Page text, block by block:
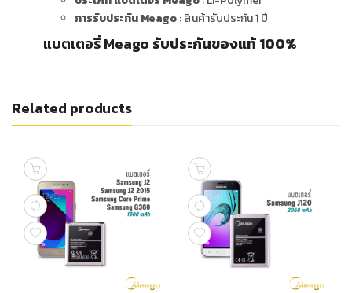
การรับประกัน Meago: สินค้ารับประกัน 1 ปี
แบตเตอรี่ Meago รับประกันของแท้ 100%
Related products